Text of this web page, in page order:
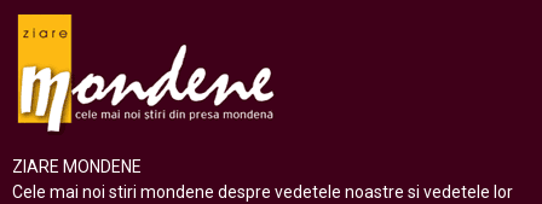
ZIARE MONDENE
Cele mai noi stiri mondene despre vedetele noastre si vedetele lor